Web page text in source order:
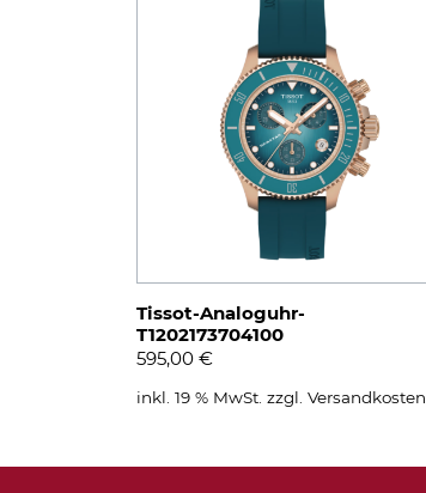
Tissot-Analoguhr-
T1202173704100
595,00 €
inkl. 19 % MwSt. zzgl. Versandkosten